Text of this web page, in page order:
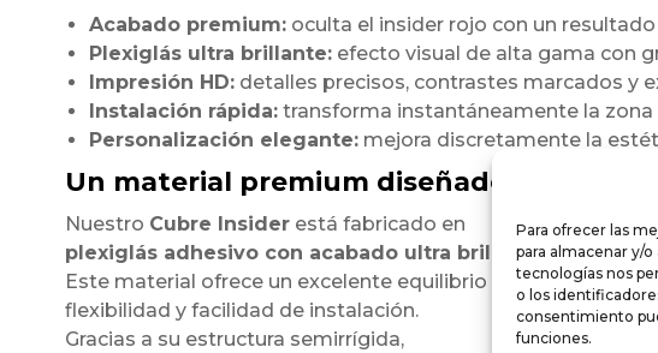
Para ofrecer las
para almacenar y/
tecnologías nos
o los
consentimiento
funciones.
Acabado premium:oculta el insider rojo con un
Plexiglás ultra brillante:efecto visual de alta gama con
Impresión HD:detalles precisos, contrastes marcados y
Instalación rápida:transforma instantáneamente la zona
Personalización elegante:mejora discretamente la
Un material premium diseñado para durar
Nuestro Cubre Insiderestá fabricado en
plexiglás adhesivo con acabado ultra brillante.
Este material ofrece un excelente equilibrio entre rigidez,
flexibilidad y facilidad de instalación.
Gracias a su estructura semirrígida,